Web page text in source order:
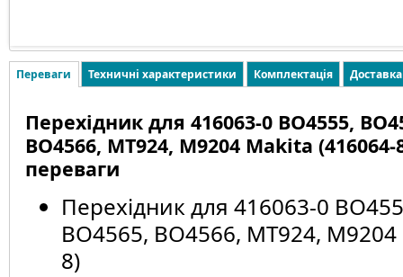
Переваги Техничні характеристики Комплектація
Перехідник для 416063-0 BO4555,
BO4566, MT924, M9204 Makita (416064-
переваги
Перехідник для 416063-0
BO4565, BO4566, MT924,
8)